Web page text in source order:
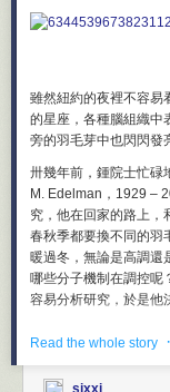
请别将这次挫折作为理
作，直至获得胜利，这
你如何制定一份计划？
烈观点。我肯定会有很
基于亲身体验，得出的
微软Outlook— 垃圾。
Golgafrinchans（古董
漫游指南》中虚构的现
知道有些人很喜欢这款
子，甚至无法忍受使用
Franklin Planner
— 垃
我并不确定两年内会不
技术恐惧者，我能意识
1997年，麻省理工学院
电脑，几乎到哪都戴着
我非常喜欢最近的一集
的播客），讲述了上世
制出一个非常原始版的
记录下各种瞬间和信息
电子文件夹。这个家伙
电脑会对自己的社交生
科技增强人类体验的
说话的人声音，为人
雖然紐約的夜裡不容易
的星座，各種腦組織中
旁的羽毛芽中也閃閃發
卅幾年前，鍾院士忙碌
M. Edelman，1929 –
究，他在回家的路上，
春秋季都要換不同的羽
暖過冬，無論是高調還
哪些分子機制在調控呢
容易分析研究，於是他
著迷於生命科學的奧
Read the whole story
sjxxj